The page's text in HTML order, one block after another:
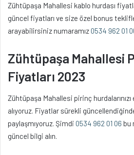
Zühtüpaşa Mahallesi kablo hurdası
güncel fiyatları ve size özel bonus
arayabilirsiniz numaramız0534 962 01
Zühtüpaşa Mahallesi
Fiyatları 2023
Zühtüpaşa Mahallesi pirinç
alıyoruz. Fiyatlar sürekli
paylaşmıyoruz. Şimdi 0534 962 01 06 bu
güncel bilgi alın.